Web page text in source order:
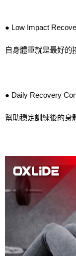
恩沛科技股份有限公司
● Low Impact
自身體重就是最好的
● Daily Recovery
幫助穩定訓練後的身